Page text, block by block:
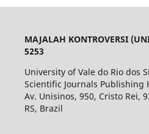
MAJALAH KONTROVERSI
5253
University of Vale do Rio dos
Scientific Journals Publishing
Av. Unisinos, 950, Cristo Rei,
RS, Brazil